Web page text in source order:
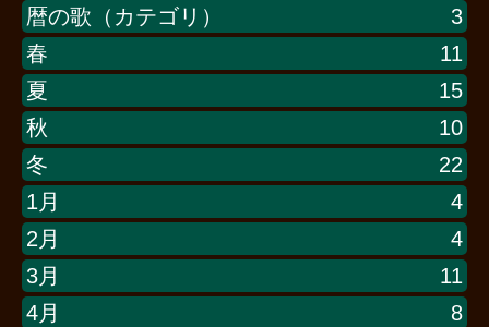
暦の歌（カテゴリ）
3
春
11
夏
15
秋
10
冬
22
1月
4
2月
4
3月
11
4月
8